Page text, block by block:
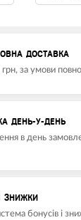
ДОСТАВКА
за умови
ДЕНЬ-У-ДЕНЬ
в день
ЗНИЖКИ
бонусів і